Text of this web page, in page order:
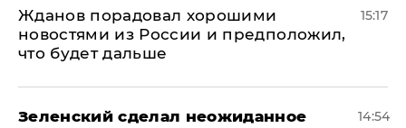
Жданов порадовал хорошими
новостями из России и предположил,
что будет дальше
15:17
Зеленский сделал неожиданное
14:54